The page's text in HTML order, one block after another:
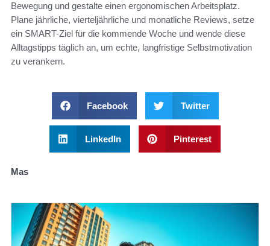
Bewegung und gestalte einen ergonomischen Arbeitsplatz.
Plane jährliche, vierteljährliche und monatliche Reviews, setze
ein SMART-Ziel für die kommende Woche und wende diese
Alltagstipps täglich an, um echte, langfristige Selbstmotivation
zu verankern.
Facebook Twitter
LinkedIn Pinterest
Mas